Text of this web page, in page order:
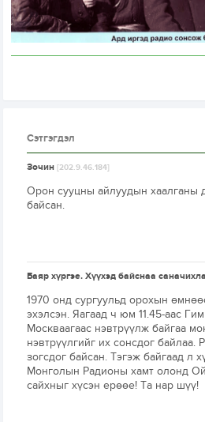
Сэтгэгдэл
Зочин[202.9.46.184]
Орон сууцны айлуудын хаалганы
байсан.
Баяр хүргэе. Хүүхэд байснаа
1970 онд сургуульд орохын
эхэлсэн. Яагаад ч юм 11.45-аас
Москваагаас нэвтрүүлж байгаа
нэвтрүүлгийг их сонсдог байлаа.
зогсдог байсан. Тэгэж байгаад л
Монголын Радионы хамт олонд
сайхныг хүсэн ерөөе! Та нар шүү!